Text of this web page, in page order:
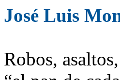
José Luis
Robos,